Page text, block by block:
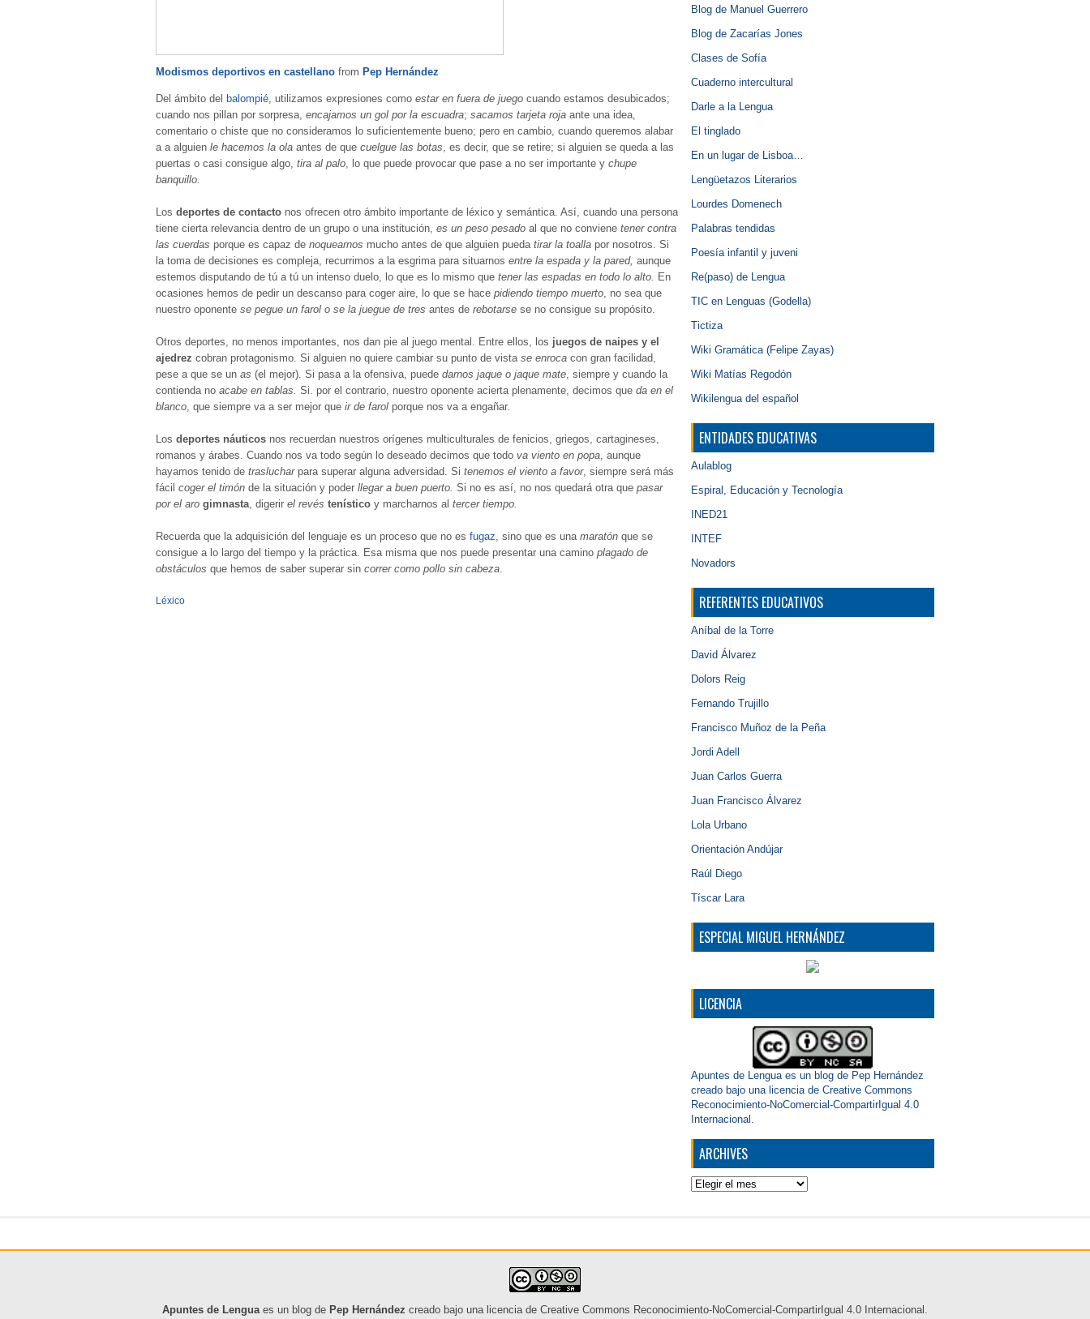
Modismos deportivos en castellano from Pep Hernández
Del ámbito del balompié, utilizamos expresiones como estar en fuera de juego cuando estamos desubicados;
cuando nos pillan por sorpresa, encajamos un gol por la escuadra; sacamos tarjeta roja ante una idea,
comentario o chiste que no consideramos lo suficientemente bueno; pero en cambio, cuando queremos alabar
a a alguien le hacemos la ola antes de que cuelgue las botas, es decir, que se retire; si alguien se queda a las
puertas o casi consigue algo, tira al palo, lo que puede provocar que pase a no ser importante y chupe
banquillo.
Los deportes de contacto nos ofrecen otro ámbito importante de léxico y semántica. Así, cuando una persona
tiene cierta relevancia dentro de un grupo o una institución, es un peso pesado al que no conviene tener contra
las cuerdas porque es capaz de noquearnos mucho antes de que alguien pueda tirar la toalla por nosotros. Si
la toma de decisiones es compleja, recurrimos a la esgrima para situarnos entre la espada y la pared, aunque
estemos disputando de tú a tú un intenso duelo, lo que es lo mismo que tener las espadas en todo lo alto. En
ocasiones hemos de pedir un descanso para coger aire, lo que se hace pidiendo tiempo muerto, no sea que
nuestro oponente se pegue un farol o se la juegue de tres antes de rebotarse se no consigue su propósito.
Otros deportes, no menos importantes, nos dan pie al juego mental. Entre ellos, los juegos de naipes y el
ajedrez cobran protagonismo. Si alguien no quiere cambiar su punto de vista se enroca con gran facilidad,
pese a que se un as (el mejor). Si pasa a la ofensiva, puede darnos jaque o jaque mate, siempre y cuando la
contienda no acabe en tablas. Si. por el contrario, nuestro oponente acierta plenamente, decimos que da en el
blanco, que siempre va a ser mejor que ir de farol porque nos va a engañar.
Los deportes náuticos nos recuerdan nuestros orígenes multiculturales de fenicios, griegos, cartagineses,
romanos y árabes. Cuando nos va todo según lo deseado decimos que todo va viento en popa, aunque
hayamos tenido de trasluchar para superar alguna adversidad. Si tenemos el viento a favor, siempre será más
fácil coger el timón de la situación y poder llegar a buen puerto. Si no es así, no nos quedará otra que pasar
por el aro gimnasta, digerir el revés tenístico y marcharnos al tercer tiempo.
Recuerda que la adquisición del lenguaje es un proceso que no es fugaz, sino que es una maratón que se
consigue a lo largo del tiempo y la práctica. Esa misma que nos puede presentar una camino plagado de
obstáculos que hemos de saber superar sin correr como pollo sin cabeza.
Léxico
Blog de Manuel Guerrero
Blog de Zacarías Jones
Clases de Sofía
Cuaderno intercultural
Darle a la Lengua
El tinglado
En un lugar de Lisboa…
Lengüetazos Literarios
Lourdes Domenech
Palabras tendidas
Poesía infantil y juveni
Re(paso) de Lengua
TIC en Lenguas (Godella)
Tictiza
Wiki Gramática (Felipe Zayas)
Wiki Matías Regodón
Wikilengua del español
ENTIDADES EDUCATIVAS
Aulablog
Espiral, Educación y Tecnología
INED21
INTEF
Novadors
REFERENTES EDUCATIVOS
Aníbal de la Torre
David Álvarez
Dolors Reig
Fernando Trujillo
Francisco Muñoz de la Peña
Jordi Adell
Juan Carlos Guerra
Juan Francisco Álvarez
Lola Urbano
Orientación Andújar
Raúl Diego
Tíscar Lara
ESPECIAL MIGUEL HERNÁNDEZ
LICENCIA
Apuntes de Lenguaes un blog de Pep Hernández
creado bajo una licencia de Creative Commons
Reconocimiento-NoComercial-CompartirIgual 4.0
Internacional .
ARCHIVES
Archives
Apuntes de Lenguaes un blog de Pep Hernández creado bajo una licencia de Creative Commons Reconocimiento-NoComercial-CompartirIgual 4.0 Internacional .